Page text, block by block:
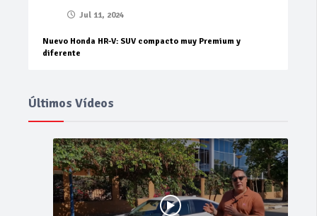
Jul 11, 2024
Nuevo Honda HR-V: SUV compacto muy Premium y
diferente
Últimos Vídeos